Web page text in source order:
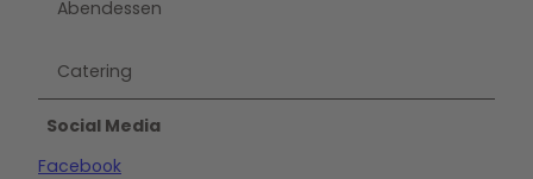
Abendessen
Catering
Social Media
Facebook